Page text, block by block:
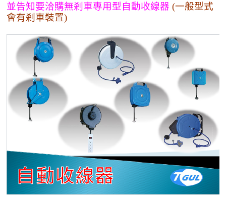
並告知要洽購無剎車專用型自動收線器 (一般型式
會有剎車裝置)